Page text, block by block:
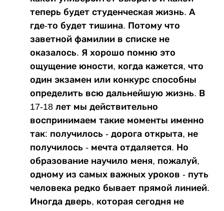
теперь будет студенческая жизнь. А
где-то будет тишина. Потому что
заветной фамилии в списке не
оказалось. Я хорошо помню это
ощущение юности, когда кажется, что
один экзамен или конкурс способны
определить всю дальнейшую жизнь. В
17-18 лет мы действительно
воспринимаем такие моменты именно
так: получилось - дорога открыта, не
получилось - мечта отдаляется. Но
образование научило меня, пожалуй,
одному из самых важных уроков - путь
человека редко бывает прямой линией.
Иногда дверь, которая сегодня не